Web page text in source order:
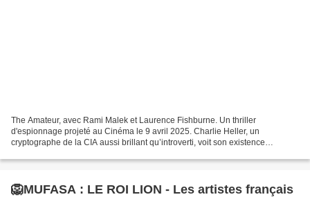
The Amateur, avec Rami Malek et Laurence Fishburne. Un thriller
d'espionnage projeté au Cinéma le 9 avril 2025. Charlie Heller, un
cryptographe de la CIA aussi brillant qu’introverti, voit son existence
🦁MUFASA : LE ROI LION - Les artistes français